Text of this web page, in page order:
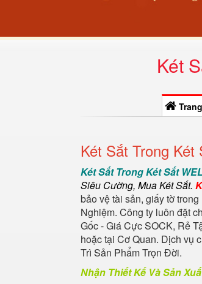
Két
Két Sắt Trong
Két Sắt Trong Két Sắt
Siêu Cường, Mua Két Sắt.
bảo vệ tài sản, giấy tờ
Nghiệm. Công ty luôn đặt
Gốc - Giá Cực SOCK, Rẻ
hoặc tại Cơ Quan. Dịch vụ
Trì Sản Phẩm Trọn Đời.
Nhận Thiết Kế Và Sản